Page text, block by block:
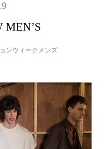
MEN’S
ンウィークメンズ